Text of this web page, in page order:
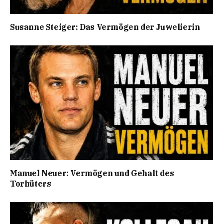
Susanne Steiger: Das Vermögen der Juwelierin
Manuel Neuer: Vermögen und Gehalt des
Torhüters